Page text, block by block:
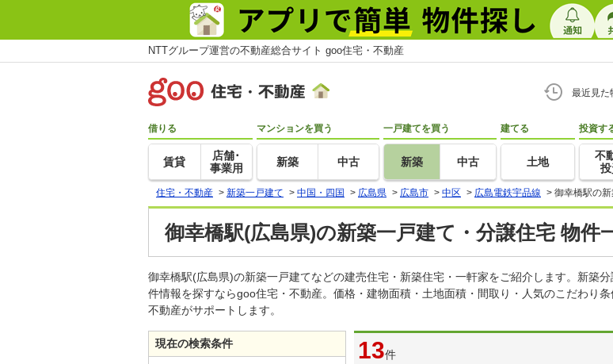
NTTグループ運営の不動産総合サイト goo住宅・不動産
最近見た
借りる
賃貸
店舗･
事業用
マンションを買う
新築 中古
一戸建てを買う
新築 中古
建てる
土地
投資す
不
住宅・不動産 > 新築一戸建て > 中国・四国 > 広島県 > 広島市 > 中区 > 広島電鉄宇品線 > 御幸橋駅の
御幸橋駅(広島県)の新築一戸建て・分譲住宅 物件
御幸橋駅(広島県)の新築一戸建てなどの建売住宅・新築住宅・一軒家をご紹介します。新築
件情報を探すならgoo住宅・不動産。価格・建物面積・土地面積・間取り・人気のこだわり
不動産がサポートします。
13件
現在の検索条件